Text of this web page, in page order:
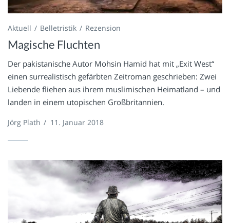
Aktuell Belletristik Rezension
Magische Fluchten
Der pakistanische Autor Mohsin Hamid hat mit „Exit West“
einen surrealistisch gefärbten Zeitroman geschrieben: Zwei
Liebende fliehen aus ihrem muslimischen Heimatland – und
landen in einem utopischen Großbritannien.
Jörg Plath / 11. Januar 2018